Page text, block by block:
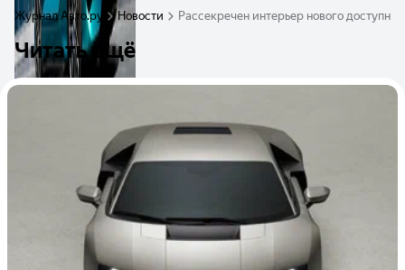
Журнал Авто.ру Новости Рассекречен интерьер нового
Читать ещё